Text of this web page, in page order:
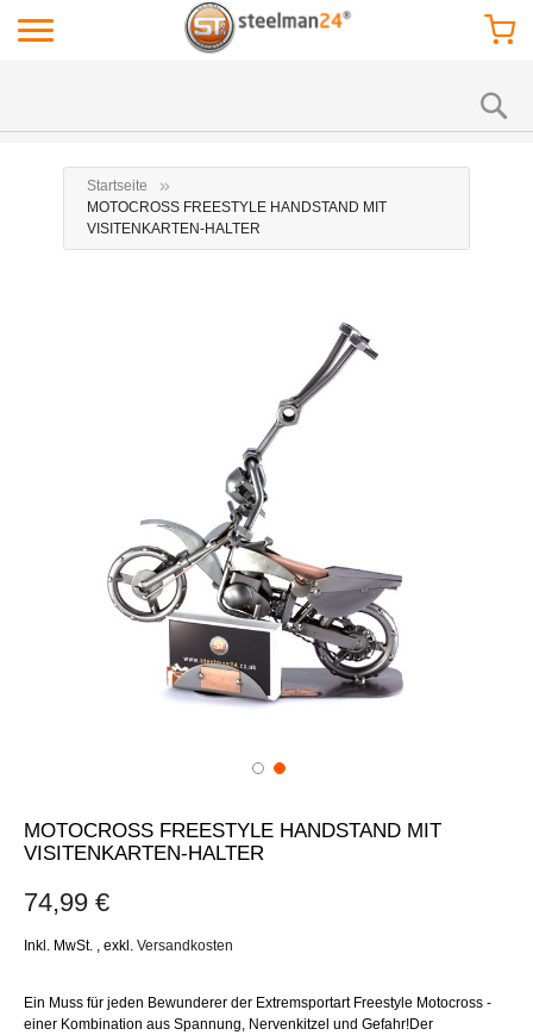
Startseite
MOTOCROSS FREESTYLE HANDSTAND MIT
VISITENKARTEN-HALTER
MOTOCROSS FREESTYLE HANDSTAND MIT
VISITENKARTEN-HALTER
74,99 €
Inkl. MwSt. exkl. Versandkosten
Ein Muss für jeden Bewunderer der Extremsportart Freestyle Motocross -
einer Kombination aus Spannung, Nervenkitzel und Gefahr!Der